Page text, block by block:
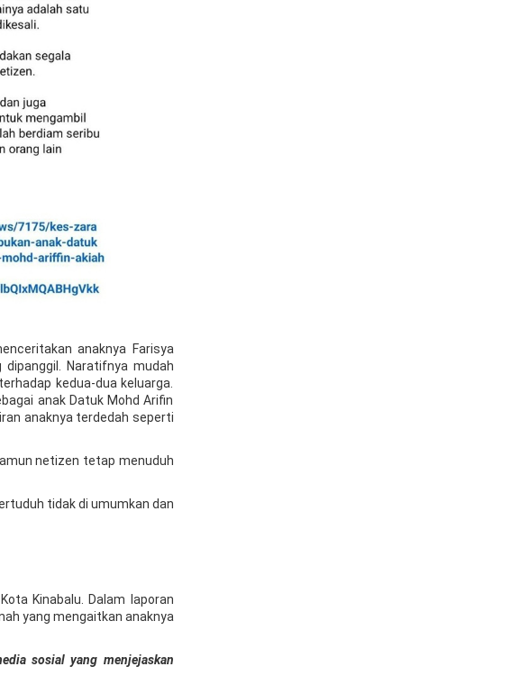
anaknya Farisya
Naratifnya mudah
kedua-dua keluarga.
anak Datuk Mohd Arifin
anaknya terdedah seperti
netizen tetap menuduh
tidak di umumkan dan
Kinabalu. Dalam laporan
yang mengaitkan anaknya
sosial yang menjejaskan